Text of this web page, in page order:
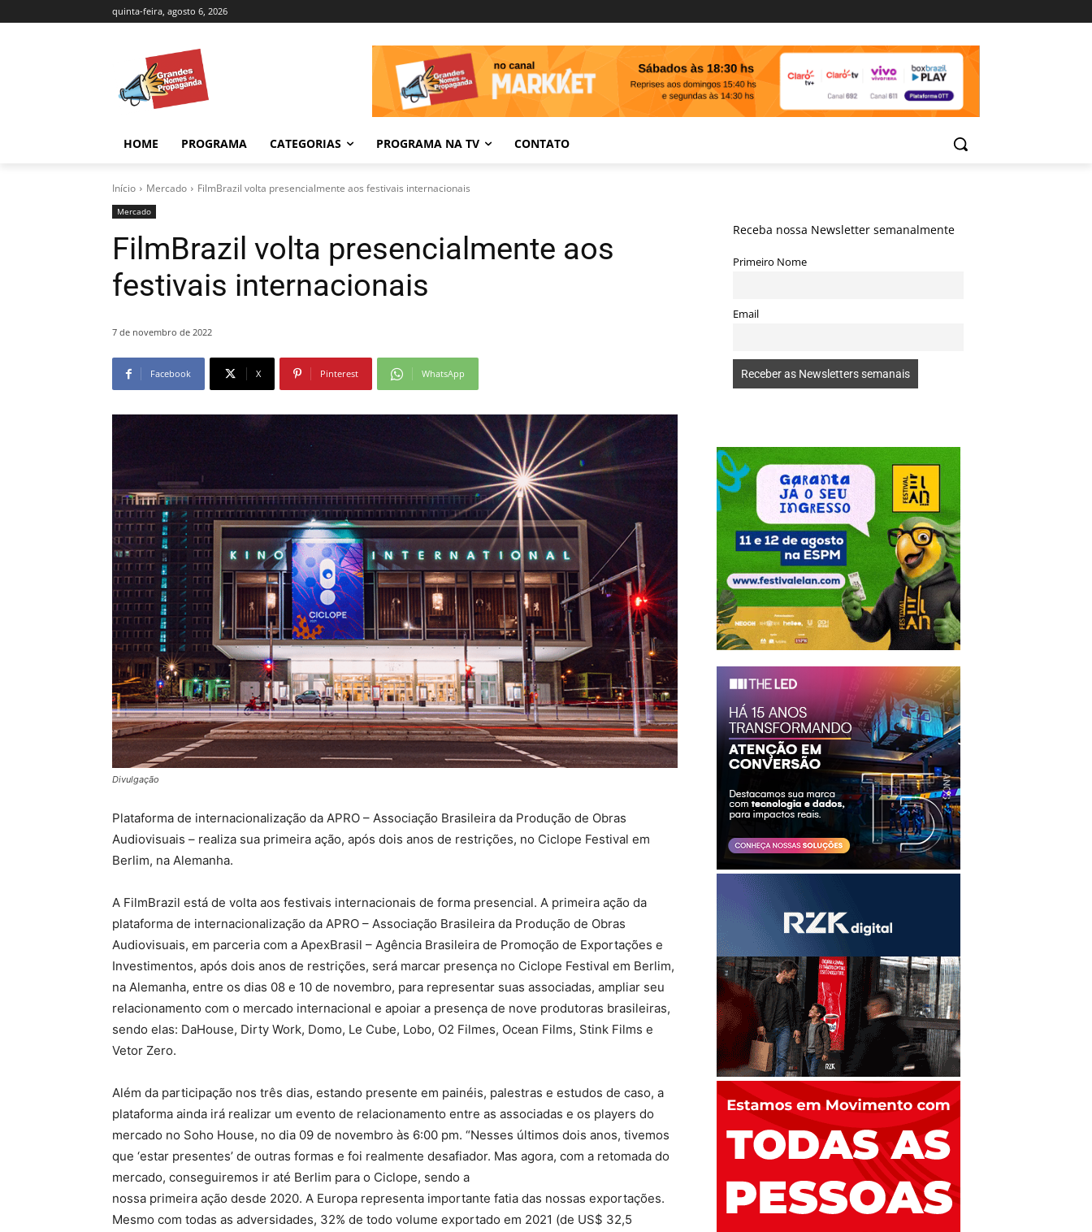
quinta-feira, agosto 6, 2026
HOME PROGRAMA CATEGORIAS PROGRAMA NA TV CONTATO
Início Mercado FilmBrazil volta presencialmente aos festivais internacionais
Mercado
FilmBrazil volta presencialmente aos
festivais internacionais
7 de novembro de 2022
Facebook X Pinterest WhatsApp
Divulgação
Plataforma de internacionalização da APRO – Associação Brasileira da Produção de Obras
Audiovisuais – realiza sua primeira ação, após dois anos de restrições, no Ciclope Festival em
Berlim, na Alemanha.
A FilmBrazil está de volta aos festivais internacionais de forma presencial. A primeira ação da
plataforma de internacionalização da APRO – Associação Brasileira da Produção de Obras
Audiovisuais, em parceria com a ApexBrasil – Agência Brasileira de Promoção de Exportações e
Investimentos, após dois anos de restrições, será marcar presença no Ciclope Festival em Berlim,
na Alemanha, entre os dias 08 e 10 de novembro, para representar suas associadas, ampliar seu
relacionamento com o mercado internacional e apoiar a presença de nove produtoras brasileiras,
sendo elas: DaHouse, Dirty Work, Domo, Le Cube, Lobo, O2 Filmes, Ocean Films, Stink Films e
Vetor Zero.
Além da participação nos três dias, estando presente em painéis, palestras e estudos de caso, a
plataforma ainda irá realizar um evento de relacionamento entre as associadas e os players do
mercado no Soho House, no dia 09 de novembro às 6:00 pm. “Nesses últimos dois anos, tivemos
que ‘estar presentes’ de outras formas e foi realmente desafiador. Mas agora, com a retomada do
mercado, conseguiremos ir até Berlim para o Ciclope, sendo a
nossa primeira ação desde 2020. A Europa representa importante fatia das nossas exportações.
Mesmo com todas as adversidades, 32% de todo volume exportado em 2021 (de US$ 32,5
Receba nossa Newsletter semanalmente
Primeiro Nome
Email